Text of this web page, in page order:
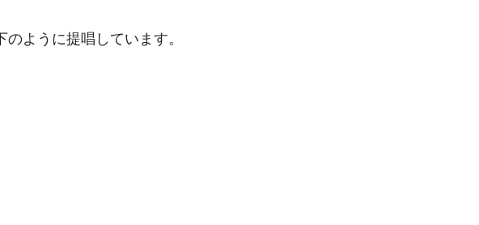
ように提唱しています。